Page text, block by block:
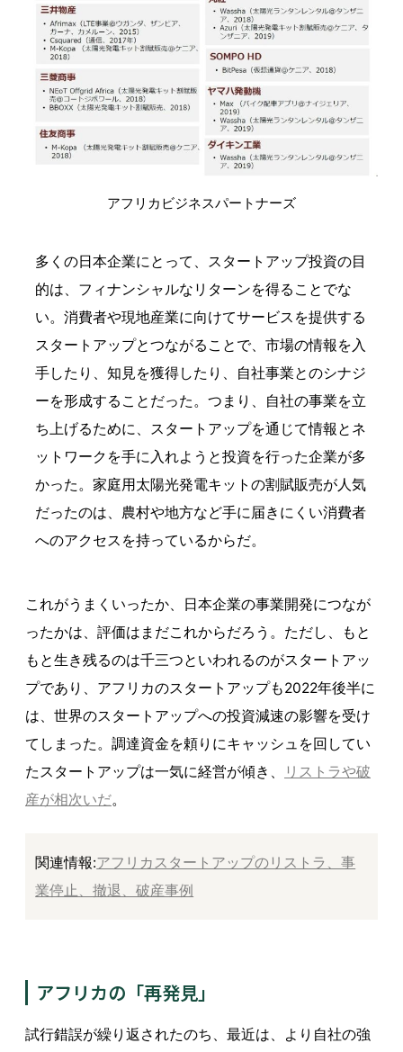
アフリカビジネスパートナーズ
多くの日本企業にとって、スタートアップ投資の目
的は、フィナンシャルなリターンを得ることでな
い。消費者や現地産業に向けてサービスを提供する
スタートアップとつながることで、市場の情報を入
手したり、知見を獲得したり、自社事業とのシナジ
ーを形成することだった。つまり、自社の事業を立
ち上げるために、スタートアップを通じて情報とネ
ットワークを手に入れようと投資を行った企業が多
かった。家庭用太陽光発電キットの割賦販売が人気
だったのは、農村や地方など手に届きにくい消費者
へのアクセスを持っているからだ。
これがうまくいったか、日本企業の事業開発につなが
ったかは、評価はまだこれからだろう。ただし、もと
もと生き残るのは千三つといわれるのがスタートアッ
プであり、アフリカのスタートアップも2022年後半に
は、世界のスタートアップへの投資減速の影響を受け
てしまった。調達資金を頼りにキャッシュを回してい
たスタートアップは一気に経営が傾き、
リストラや破
産が相次いだ。
関連情報:アフリカスタートアップのリストラ、事
業停止、撤退、破産事例
アフリカの「再発見」
試行錯誤が繰り返されたのち、最近は、より自社の強